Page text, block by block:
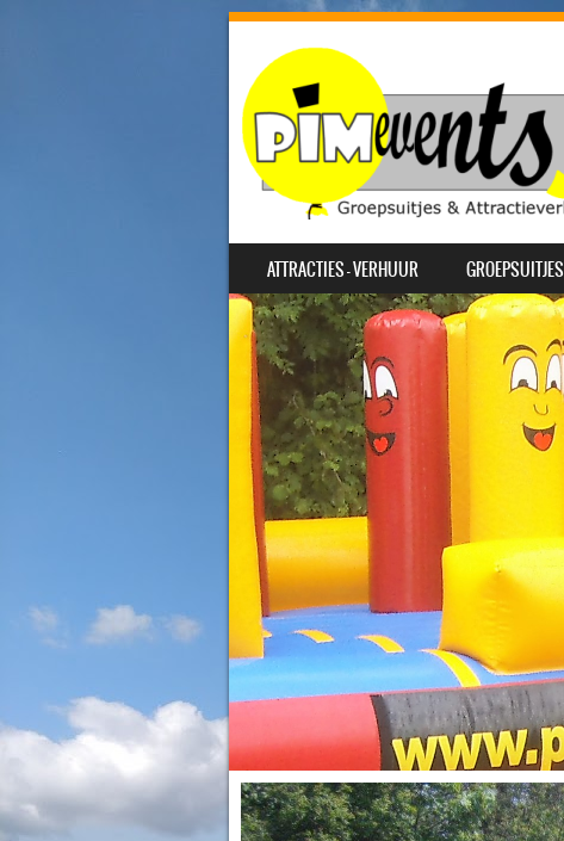
MENU
SKIP TO CONTENT
ATTRACTIES – VERHUUR GROEPSUITJES